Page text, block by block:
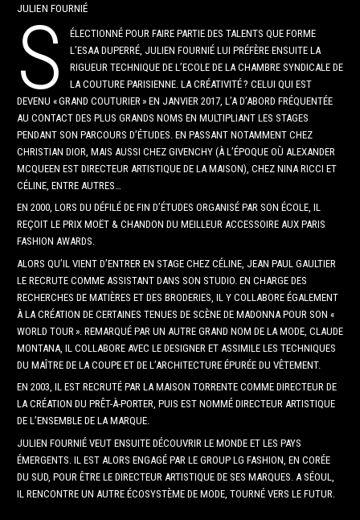
JULIEN FOURNIÉ
S
ÉLECTIONNÉ POUR FAIRE PARTIE DES TALENTS QUE FORME
L’ESAA DUPERRÉ, JULIEN FOURNIÉ LUI PRÉFÈRE ENSUITE LA
RIGUEUR TECHNIQUE DE L’ECOLE DE LA CHAMBRE SYNDICALE DE
LA COUTURE PARISIENNE. LA CRÉATIVITÉ ? CELUI QUI EST
DEVENU « GRAND COUTURIER » EN JANVIER 2017, L’A D’ABORD FRÉQUENTÉE
AU CONTACT DES PLUS GRANDS NOMS EN MULTIPLIANT LES STAGES
PENDANT SON PARCOURS D’ÉTUDES. EN PASSANT NOTAMMENT CHEZ
CHRISTIAN DIOR, MAIS AUSSI CHEZ GIVENCHY (À L’ÉPOQUE OÙ ALEXANDER
MCQUEEN EST DIRECTEUR ARTISTIQUE DE LA MAISON), CHEZ NINA RICCI ET
CÉLINE, ENTRE AUTRES…
EN 2000, LORS DU DÉFILÉ DE FIN D’ÉTUDES ORGANISÉ PAR SON ÉCOLE, IL
REÇOIT LE PRIX MOËT & CHANDON DU MEILLEUR ACCESSOIRE AUX PARIS
FASHION AWARDS.
ALORS QU’IL VIENT D’ENTRER EN STAGE CHEZ CÉLINE, JEAN PAUL GAULTIER
LE RECRUTE COMME ASSISTANT DANS SON STUDIO. EN CHARGE DES
RECHERCHES DE MATIÈRES ET DES BRODERIES, IL Y COLLABORE ÉGALEMENT
À LA CRÉATION DE CERTAINES TENUES DE SCÈNE DE MADONNA POUR SON «
WORLD TOUR ». REMARQUÉ PAR UN AUTRE GRAND NOM DE LA MODE, CLAUDE
MONTANA, IL COLLABORE AVEC LE DESIGNER ET ASSIMILE LES TECHNIQUES
DU MAÎTRE DE LA COUPE ET DE L’ARCHITECTURE ÉPURÉE DU VÊTEMENT.
EN 2003, IL EST RECRUTÉ PAR LA MAISON TORRENTE COMME DIRECTEUR DE
LA CRÉATION DU PRÊT-À-PORTER, PUIS EST NOMMÉ DIRECTEUR ARTISTIQUE
DE L’ENSEMBLE DE LA MARQUE.
JULIEN FOURNIÉ VEUT ENSUITE DÉCOUVRIR LE MONDE ET LES PAYS
ÉMERGENTS. IL EST ALORS ENGAGÉ PAR LE GROUP LG FASHION, EN CORÉE
DU SUD, POUR ÊTRE LE DIRECTEUR ARTISTIQUE DE SES MARQUES. A SÉOUL,
IL RENCONTRE UN AUTRE ÉCOSYSTÈME DE MODE, TOURNÉ VERS LE FUTUR.